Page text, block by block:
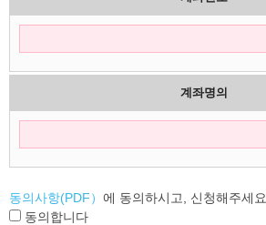
계좌명의
동의사항(PDF） 에 동의하시고, 신청해주세요.
동의합니다